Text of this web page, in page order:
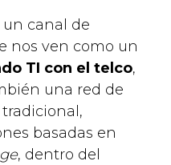
un canal de
nos ven como un
TI con el telco,
una red de
basadas en
, dentro del